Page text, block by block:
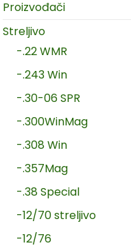
Proizvođači
Streljivo
-.22 WMR
-.243 Win
-.30-06 SPR
-.300WinMag
-.308 Win
-.357Mag
-.38 Special
-12/70 streljivo
-12/76